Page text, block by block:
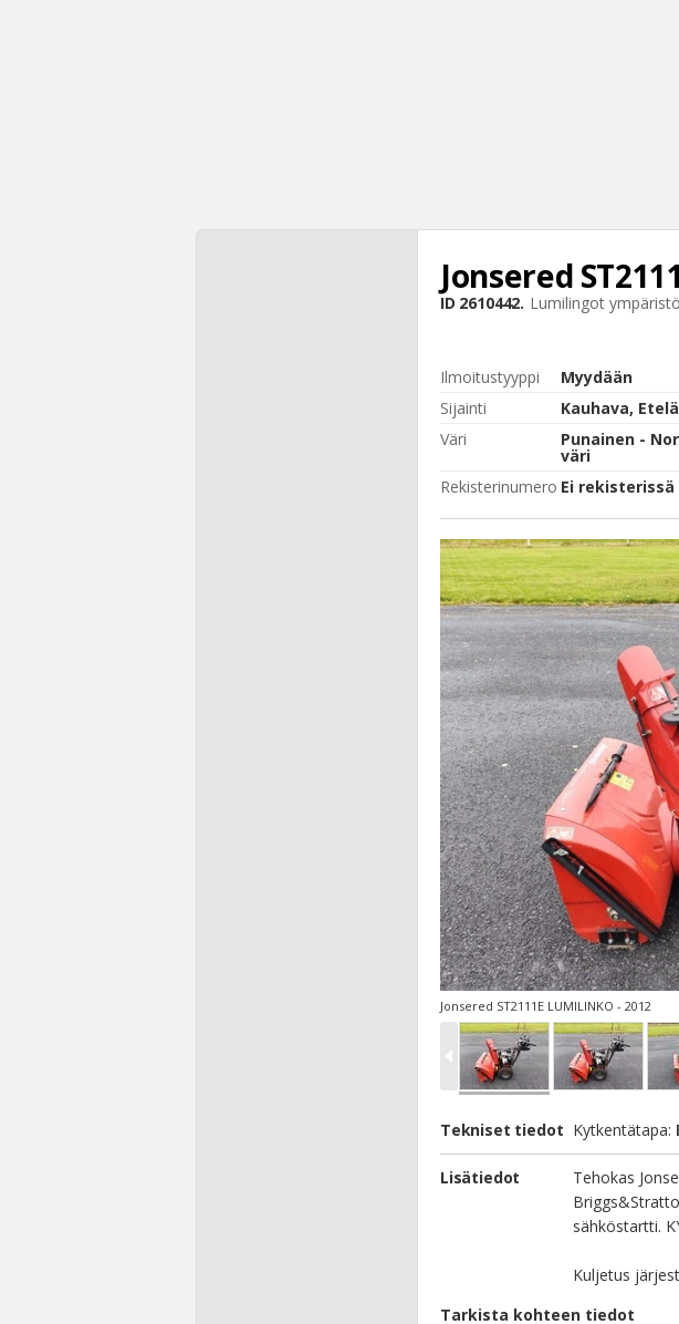
Jonsered
ID 2610442. Lumilingot
Ilmoitustyyppi Myydään
Sijainti
Väri
Punainen -
väri
Rekisterinumero Ei rekisterissä
Jonsered ST2111E LUMILINKO - 2012
Tekniset tiedot Kytkentätapa:
Lisätiedot
Tehokas
sähköstartti.
Kuljetus
Tarkista kohteen tiedot